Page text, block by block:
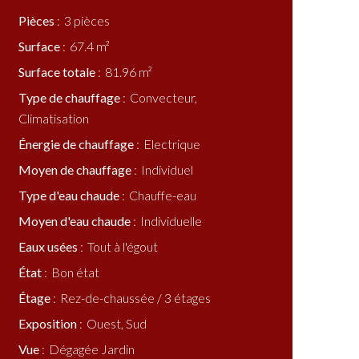
Pièces
3 pièces
Surface
67.4 m²
Surface totale
81.96 m²
Type de chauffage
Convecteur,
Climatisation
Énergie de chauffage
Electrique
Moyen de chauffage
Individuel
Type d'eau chaude
Chauffe-eau
Moyen d'eau chaude
Individuelle
Eaux usées
Tout à l'égout
État
Bon état
Étage
Rez-de-chaussée / 3 étages
Exposition
Ouest, Sud
Vue
Dégagée Jardin